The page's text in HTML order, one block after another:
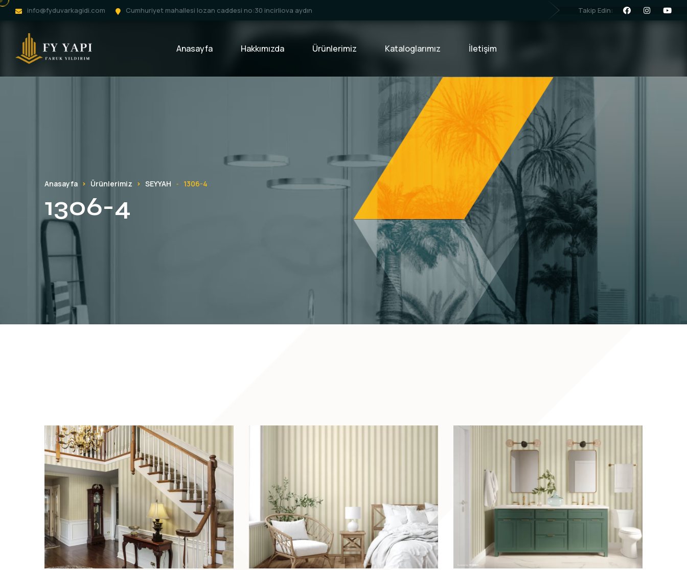
info@fyduvarkagidi.com Cumhuriyet mahallesi lozan caddesi no:30 incirliova aydın Takip Edin:
Anasayfa Hakkımızda Ürünlerimiz Kataloglarımız İletişim
Anasayfa Ürünlerimiz SEYYAH - 1306-4
1306-4